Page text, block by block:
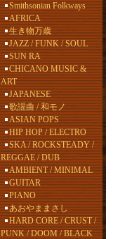
Smithsonian Folkways
AFRICA
生き物万歳
JAZZ / FUNK / SOUL
SUN RA
CHICANO MUSIC &
ART
JAPANESE
歌謡曲 / 和モノ
ASIAN POPS
HIP HOP / ELECTRO
SKA / ROCKSTEADY /
REGGAE / DUB
AMBIENT / MINIMAL
GUITAR
PIANO
あおやままさし
HARD CORE / CRUST /
PUNK / DOOM / BLACK